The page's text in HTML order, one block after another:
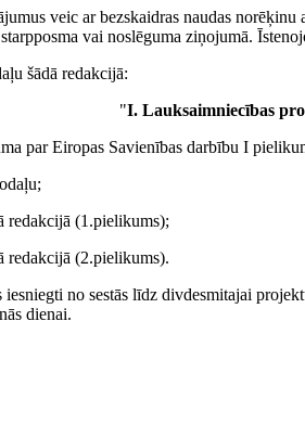
veic ar bezskaidras naudas
vai noslēguma ziņojumā.
šādā redakcijā:
"I. Lauksaimniecības
par Eiropas Savienības darbību I
redakcijā (1.pielikums);
redakcijā (2.pielikums).
no sestās līdz divdesmitajai
dienai.